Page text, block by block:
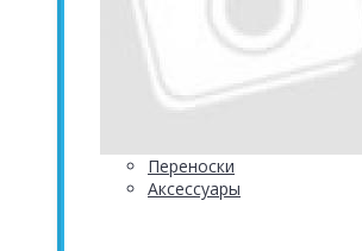
Переноски
Аксессуары